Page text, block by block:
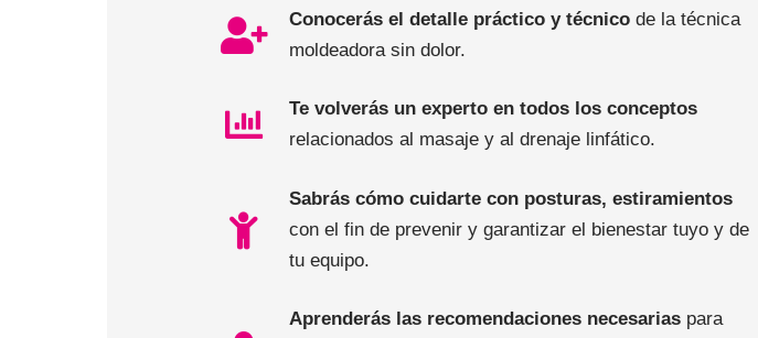
Conocerás el detalle práctico y técnicode la técnica
moldeadora sin dolor.
Te volverás un experto en todos los conceptos
relacionados al masaje y al drenaje linfático.
Sabrás cómo cuidarte con posturas, estiramientos
con el fin de prevenir y garantizar el bienestar tuyo y de
tu equipo.
Aprenderás las recomendaciones necesariaspara